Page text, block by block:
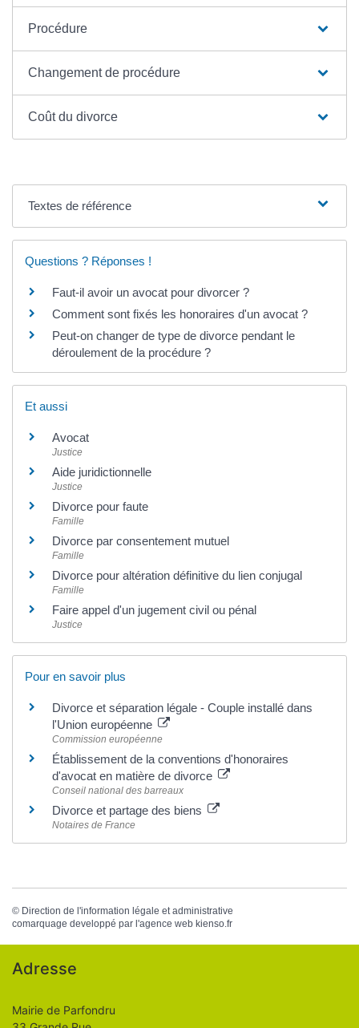
Procédure
Changement de procédure
Coût du divorce
Textes de référence
Questions ? Réponses !
Faut-il avoir un avocat pour divorcer ?
Comment sont fixés les honoraires d'un avocat ?
Peut-on changer de type de divorce pendant le
déroulement de la procédure ?
Et aussi
Avocat
Justice
Aide juridictionnelle
Justice
Divorce pour faute
Famille
Divorce par consentement mutuel
Famille
Divorce pour altération définitive du lien conjugal
Famille
Faire appel d'un jugement civil ou pénal
Justice
Pour en savoir plus
Divorce et séparation légale - Couple installé dans
l'Union européenne
Commission européenne
Établissement de la conventions d'honoraires
d'avocat en matière de divorce
Conseil national des barreaux
Divorce et partage des biens
Notaires de France
© Direction de l'information légale et administrative
comarquage developpé par l'agence web kienso.fr
Adresse
Mairie de Parfondru